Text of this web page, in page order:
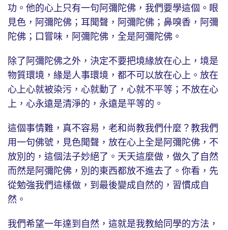
功。他的心上只有一句阿彌陀佛，我們要學這個。眼
見色，阿彌陀佛；耳聞聲，阿彌陀佛；鼻嗅香，阿彌
陀佛；口嘗味，阿彌陀佛，全是阿彌陀佛。
除了阿彌陀佛之外，決定不要把境緣放在心上，境是
物質環境，緣是人事環境，都不可以放在心上。放在
心上心就被染污，心就動了，心就不平等；不放在心
上，心永遠是清淨的，永遠是平等的。
這個事情難，真不容易，老和尚教我們什麼？教我們
用一句佛號，見色聞聲，放在心上全是阿彌陀佛，不
放別的，這個法子妙絕了。天天這麼做，做久了自然
而然是阿彌陀佛，別的東西都放不進去了。你看，先
從勉強我們這樣做，到最後變成自然的，習慣成自
然。
我們希望一年達到自然，這就是我教給同學的方法，